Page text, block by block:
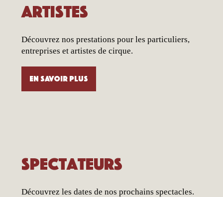
artistes
Découvrez nos prestations pour les particuliers,
entreprises et artistes de cirque.
En savoir plus
Spectateurs
Découvrez les dates de nos prochains spectacles.